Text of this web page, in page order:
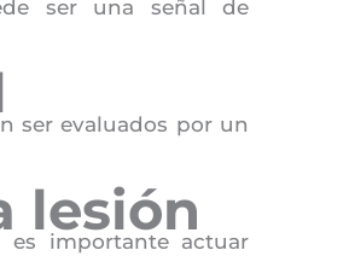
ser una señal de
ser evaluados por un
lesión
es importante actuar